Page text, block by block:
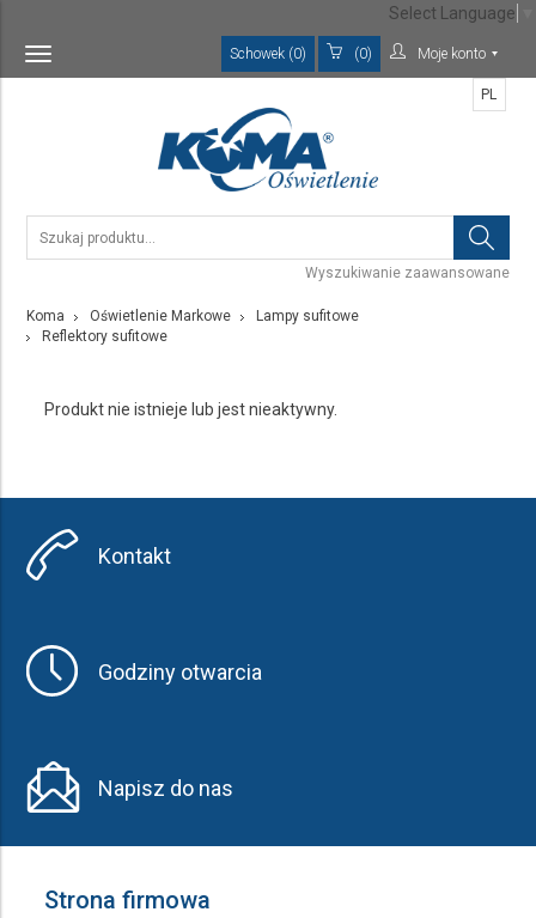
Toggle
navigation
Schowek (0) (0) Moje konto
Wyszukiwanie zaawansowane
PL
Koma Oświetlenie Markowe
Lampy sufitowe
Reflektory sufitowe
Produkt nie istnieje lub jest nieaktywny.
Kontakt
Godziny otwarcia
Napisz do nas
Strona firmowa
Select Language